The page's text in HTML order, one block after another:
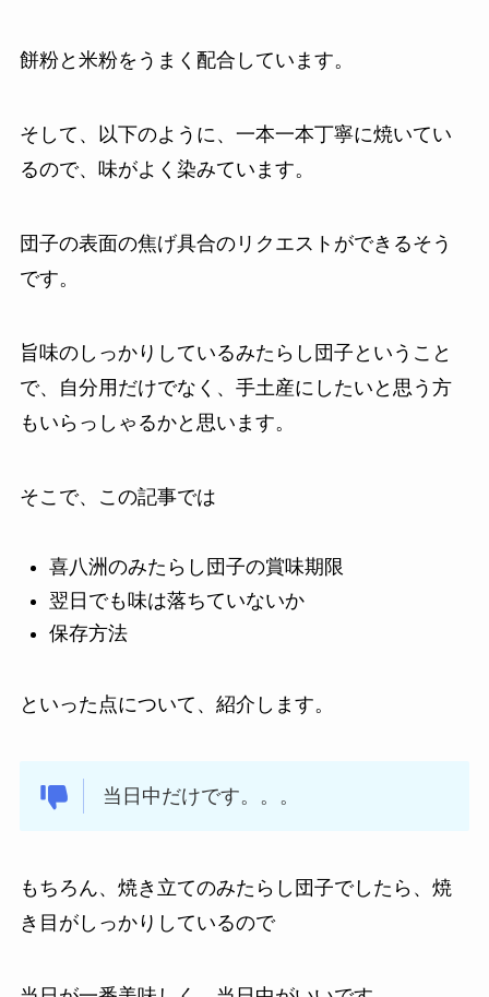
餅粉と米粉をうまく配合しています。
そして、以下のように、一本一本丁寧に焼いてい
るので、味がよく染みています。
団子の表面の焦げ具合のリクエストができるそう
です。
旨味のしっかりしているみたらし団子ということ
で、自分用だけでなく、手土産にしたいと思う方
もいらっしゃるかと思います。
そこで、この記事では
喜八洲のみたらし団子の賞味期限
翌日でも味は落ちていないか
保存方法
といった点について、紹介します。
当日中だけです。。。
もちろん、焼き立てのみたらし団子でしたら、焼
き目がしっかりしているので